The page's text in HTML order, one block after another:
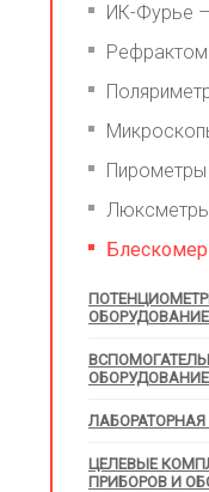
ИК-Фурье
Пирометры
Люксметры
ОБОРУДОВАНИЕ
ОБОРУДОВАНИЕ
ЦЕЛЕВЫЕ
ПРИБОРОВ И